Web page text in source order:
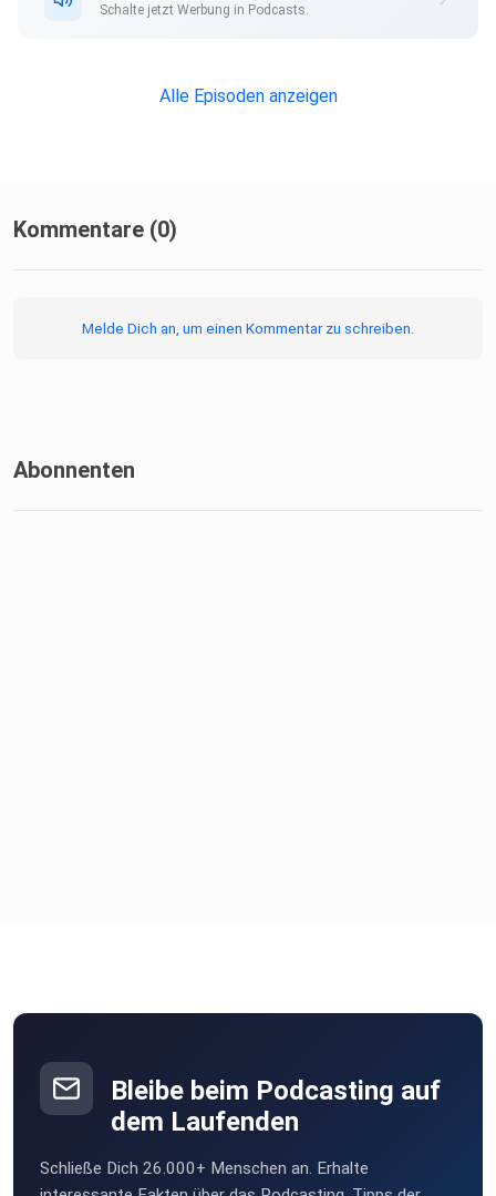
Schalte jetzt Werbung in Podcasts.
Alle Episoden anzeigen
Kommentare (0)
Melde Dich an, um einen Kommentar zu schreiben.
Abonnenten
Bleibe beim Podcasting auf
dem Laufenden
Schließe Dich 26.000+ Menschen an. Erhalte